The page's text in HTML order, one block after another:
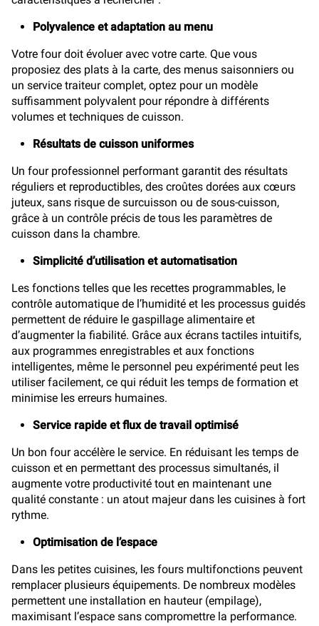
Polyvalence et adaptation au menu
Votre four doit évoluer avec votre carte. Que vous
proposiez des plats à la carte, des menus saisonniers ou
un service traiteur complet, optez pour un modèle
suffisamment polyvalent pour répondre à différents
volumes et techniques de cuisson.
Résultats de cuisson uniformes
Un four professionnel performant garantit des résultats
réguliers et reproductibles, des croûtes dorées aux cœurs
juteux, sans risque de surcuisson ou de sous-cuisson,
grâce à un contrôle précis de tous les paramètres de
cuisson dans la chambre.
Simplicité d’utilisation et automatisation
Les fonctions telles que les recettes programmables, le
contrôle automatique de l’humidité et les processus guidés
permettent de réduire le gaspillage alimentaire et
d’augmenter la fiabilité. Grâce aux écrans tactiles intuitifs,
aux programmes enregistrables et aux fonctions
intelligentes, même le personnel peu expérimenté peut les
utiliser facilement, ce qui réduit les temps de formation et
minimise les erreurs humaines.
Service rapide et flux de travail optimisé
Un bon four accélère le service. En réduisant les temps de
cuisson et en permettant des processus simultanés, il
augmente votre productivité tout en maintenant une
qualité constante : un atout majeur dans les cuisines à fort
rythme.
Optimisation de l’espace
Dans les petites cuisines, les fours multifonctions peuvent
remplacer plusieurs équipements. De nombreux modèles
permettent une installation en hauteur (empilage),
maximisant l’espace sans compromettre la performance.